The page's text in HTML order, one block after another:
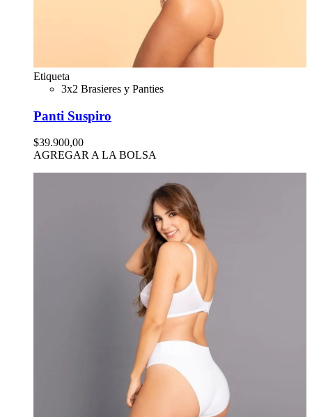
Etiqueta
3x2 Brasieres y Panties
Panti Suspiro
$39.900,00
AGREGAR A LA BOLSA